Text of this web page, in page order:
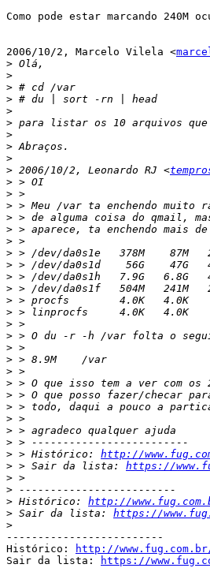
Como pode estar marcando 240M
2006/10/2, Marcelo Vilela <
>
>
>
>
>
>
>
>
>
> 2006/10/2, Leonardo RJ <
>
>
>
>
>
>
>
>
>
>
>
>
>
>
>
>
>
>
>
>
>
>
>
> > Histórico: http://
> > Sair da lista: https://
>
>
> Histórico: http://
> Sair da lista: https://
>
-------------------------
Histórico:
http://
Sair da lista:
https://